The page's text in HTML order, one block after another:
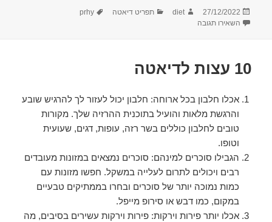
פורסם
בתאריך
27/12/2022 מחבר
diet קטגוריות
תפריט דיאטה תגיות
prhy
השאירו תגובה
10 עצות לדיאטה
אכלו חלבון בכל ארוחה: חלבון יכול לעזור לך להרגיש שובע
והרגשת מלאות והועיל בתוכנית ההרזיה שלך. מקורות
טובים לחלבון כוללים בשר רזה, עופות, דגים, שעועית
וטופו.
הגבילו סוכרים למינהם: סוכרים נמצאים במזונות מעובדים
רבים ויכולים לתרום לעלייה במשקל. חפשו מזונות עם
כמות נמוכה יותר של סוכרים ובחרו בממתיקים טבעיים
במקום, כמו דבש או סירופ מייפל.
אכלו יותר פירות וירקות: פירות וירקות עשירים בסיבים, מה